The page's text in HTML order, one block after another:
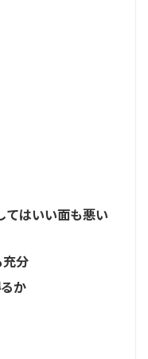
はいい面も悪い
分
か